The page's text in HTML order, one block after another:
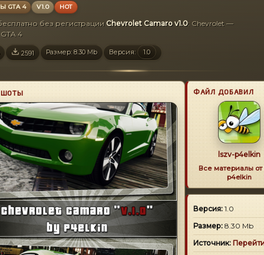
GTA 4 V1.0 HOT
без регистрации Chevrolet Camaro v1.0: Chevrolet —
4
2591 Размер: 8.30 Mb Версия: 1.0
ФАЙЛ ДОБАВИЛ
lszv-p4elkin
Все материалы от
p4elkin
Версия: 1.0
Размер: 8.30 Mb
Источник: